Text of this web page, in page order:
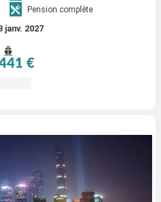
Pension complète
janv. 2027
€